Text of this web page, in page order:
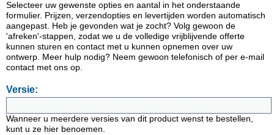
Selecteer uw gewenste opties en aantal in het onderstaande
formulier. Prijzen, verzendopties en levertijden worden automatisch
aangepast. Heb je gevonden wat je zocht? Volg gewoon de
'afreken'-stappen, zodat we u de volledige vrijblijvende offerte
kunnen sturen en contact met u kunnen opnemen over uw
ontwerp. Meer hulp nodig? Neem gewoon telefonisch of per e-mail
contact met ons op.
Versie:
Wanneer u meerdere versies van dit product wenst te bestellen,
kunt u ze hier benoemen.